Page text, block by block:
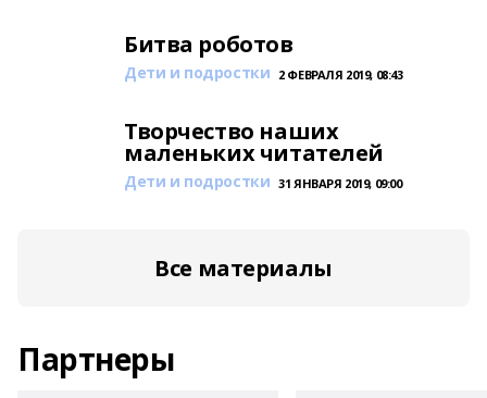
Битва роботов
Дети и подростки 2 ФЕВРАЛЯ 2019, 08:43
Творчество наших
маленьких читателей
Дети и подростки 31 ЯНВАРЯ 2019, 09:00
Все материалы
Партнеры